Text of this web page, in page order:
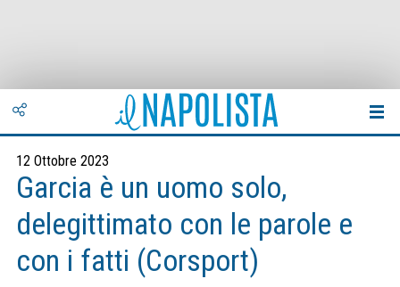
12 Ottobre 2023
Garcia è un uomo solo,
delegittimato con le parole e
con i fatti (Corsport)